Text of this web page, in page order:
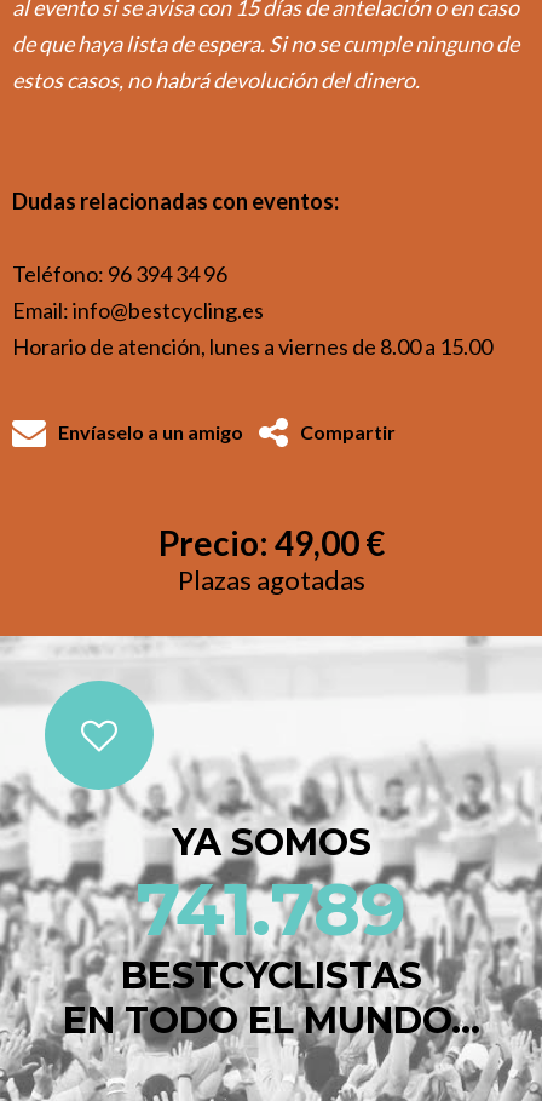
al evento si se avisa con 15 días de antelación o en caso
de que haya lista de espera. Si no se cumple ninguno de
estos casos, no habrá devolución del dinero.
Dudas relacionadas con eventos:
Teléfono: 96 394 34 96
Email: info@bestcycling.es
Horario de atención, lunes a viernes de 8.00 a 15.00
Envíaselo a un amigo Compartir
Precio: 49,00 €
Plazas agotadas
YA SOMOS
741.789
BESTCYCLISTAS
EN TODO EL MUNDO...